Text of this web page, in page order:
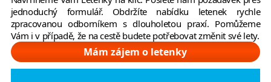
jednoduchý formulář. Obdržíte nabídku letenek rychle
zpracovanou odborníkem s dlouholetou praxí. Pomůžeme
Vám i v případě, že na cestě budete potřebovat změnit své lety.
Mám zájem o letenky